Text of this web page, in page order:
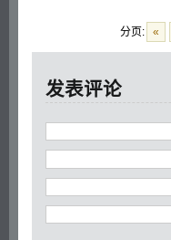
分页: «
发表评论